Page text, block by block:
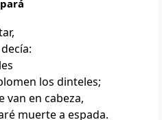
los dinteles;
van en cabeza,
muerte a espada.